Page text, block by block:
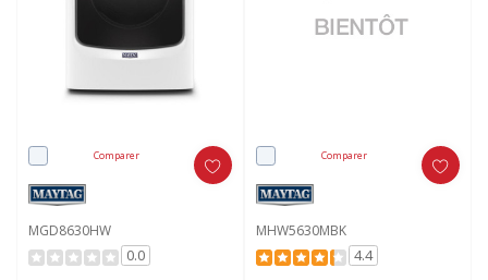
Comparer
MGD8630HW
0.0
Comparer
MHW5630MBK
4.4